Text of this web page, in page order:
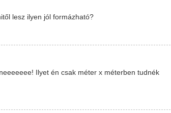
lesz ilyen jól formázható?
Ilyet én csak méter x méterben tudnék